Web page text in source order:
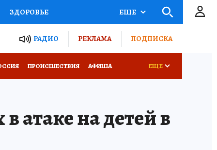
ЗДОРОВЬЕ
РОССИИ
ЕЩЕ
РАДИО РЕКЛАМА ПОДПИСКА
ПРОИСШЕСТВИЯ АФИША ЕЩЕ
атаке на детей в